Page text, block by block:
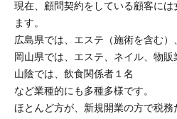
現在、顧問契約をしている顧客に
ます。
広島県では、エステ（施術を含む
岡山県では、エステ、ネイル、物販
山陰では、飲食関係者１名
など業種的にも多種多様です。
ほとんど方が、新規開業の方で税